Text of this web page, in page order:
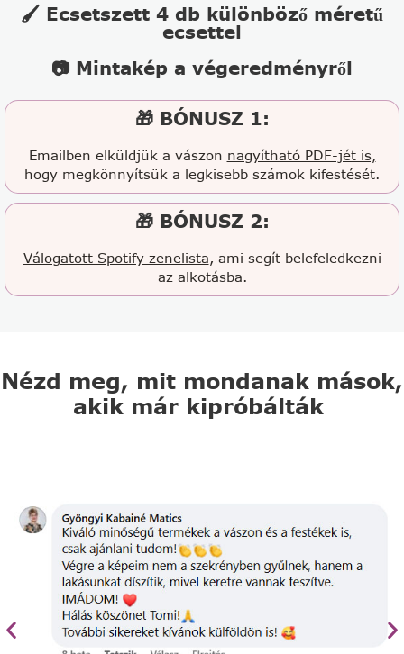
🖌️ Ecsetszett 4 db különböző méretű
ecsettel
📷 Mintakép a végeredményről
🎁 BÓNUSZ 1:
Emailben elküldjük a vászon nagyítható PDF-jét is,
hogy megkönnyítsük a legkisebb számok kifestését.
🎁 BÓNUSZ 2:
Válogatott Spotify zenelista, ami segít belefeledkezni
az alkotásba.
Nézd meg, mit mondanak mások,
akik már kipróbálták